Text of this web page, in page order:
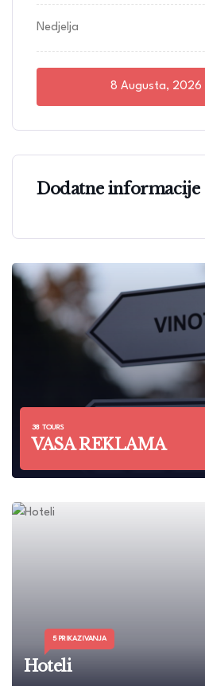
Nedjelja
8 Augusta, 2026
Dodatne informacije
38 TOURS
VASA REKLAMA
5 PRIKAZIVANJA
Hoteli